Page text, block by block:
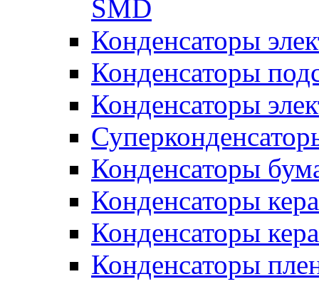
SMD
Конденсаторы
Конденсаторы
Конденсаторы
Конденсаторы
Конденсаторы
Конденсаторы
Конденсаторы